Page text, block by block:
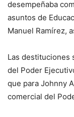
desempeñaba
asuntos de
Manuel Ramírez,
Las destituciones
del Poder
que para Johnny
comercial del